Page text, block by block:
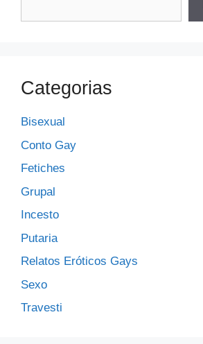
Categorias
Bisexual
Conto Gay
Fetiches
Grupal
Incesto
Putaria
Relatos Eróticos Gays
Sexo
Travesti